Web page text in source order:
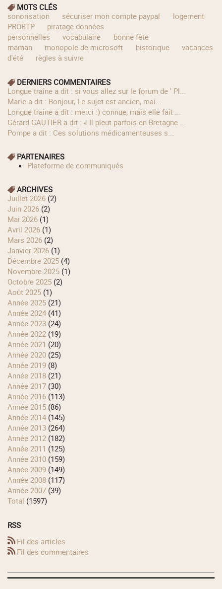
MOTS CLÉS
sonorisation
sécuriser mon compte paypal
logement
PROBTP
piratage données
personnelles
vocabulaire
bonne fête
maman
monopole de microsoft historique
vacances
d'été
règles à suivre
DERNIERS COMMENTAIRES
longue traîne a dit : si vous allez sur le forum de ' Pl...
Marie a dit : Bonjour, Le sujet est ancien, mai...
longue traîne a dit : merci :) connue, mais elle fait ...
Gérard GAUTIER a dit : « Il pleut parfois en Bretagne ...
Pompe a dit : Ces solutions médicamenteuses s...
PARTENAIRES
Plateforme de communiqués
ARCHIVES
juillet 2026 (2)
juin 2026 (2)
mai 2026 (1)
avril 2026 (1)
mars 2026 (2)
janvier 2026 (1)
décembre 2025 (4)
novembre 2025 (1)
octobre 2025 (2)
août 2025 (1)
année 2025 (21)
année 2024 (41)
année 2023 (24)
année 2022 (19)
année 2021 (20)
année 2020 (25)
année 2019 (8)
année 2018 (21)
année 2017 (30)
année 2016 (113)
année 2015 (86)
année 2014 (145)
année 2013 (264)
année 2012 (182)
année 2011 (125)
année 2010 (159)
année 2009 (149)
année 2008 (117)
année 2007 (39)
total (1597)
RSS
Fil des articles
Fil des commentaires